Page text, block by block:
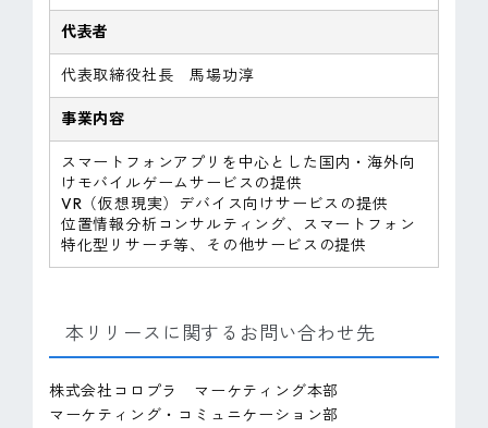
代表者
代表取締役社長 馬場功淳
事業内容
スマートフォンアプリを中心とした国内・海外向
けモバイルゲームサービスの提供
VR（仮想現実）デバイス向けサービスの提供
位置情報分析コンサルティング、スマートフォン
特化型リサーチ等、その他サービスの提供
本リリースに関するお問い合わせ先
株式会社コロプラ マーケティング本部
マーケティング・コミュニケーション部